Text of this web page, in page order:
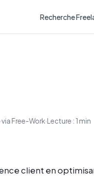
Recherche
·via Free-Work·Lecture : 1 min
client en